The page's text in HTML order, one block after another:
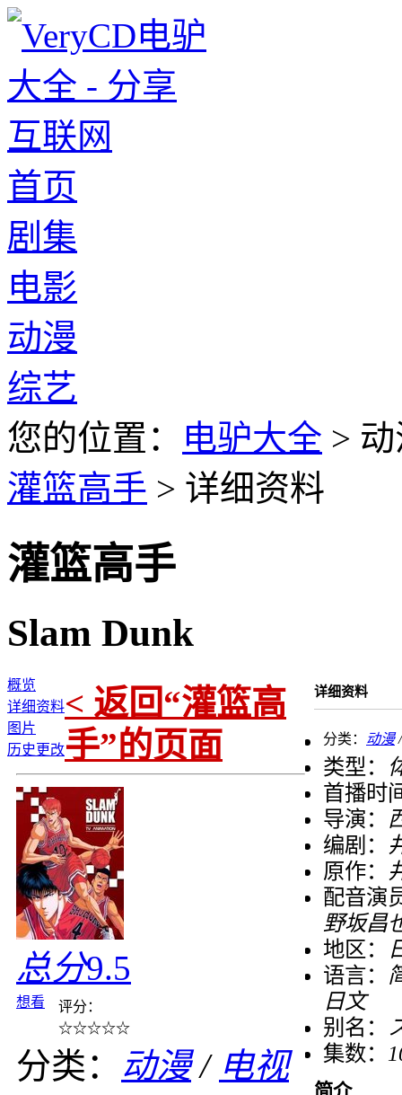
首页
剧集
电影
动漫
综艺
您的位置：
电驴大全 >
灌篮高手 > 详细资料
灌篮高手
Slam Dunk
概览
详细资料
图片
历史更改
详细资料
分类： 动漫
类型：
首播时
导演：
编剧：
原作：
配音演
野坂昌
地区：
语言：
日文
别名：
集数：
< 返回“灌篮高
手”的页面
总分9.5
想看
评分：
☆☆☆☆☆
分类： 动漫/ 电视